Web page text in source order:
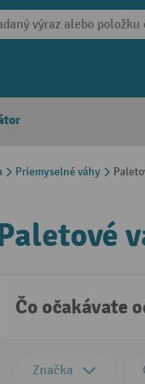
Priemyselné váhy
Čo očakávate
Značka